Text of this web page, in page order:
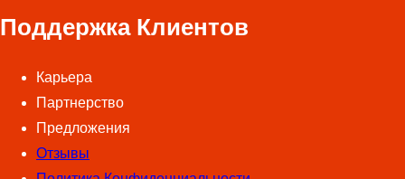
Поддержка Клиентов
Карьера
Партнерство
Предложения
Отзывы